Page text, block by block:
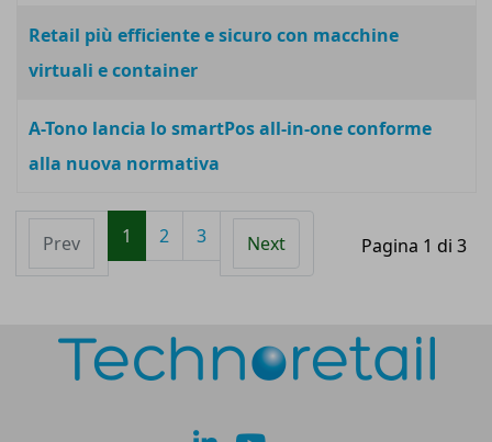
Retail più efficiente e sicuro con macchine
virtuali e container
A-Tono lancia lo smartPos all-in-one conforme
alla nuova normativa
Pagina 1 di 3
Prev 1 2 3 Next